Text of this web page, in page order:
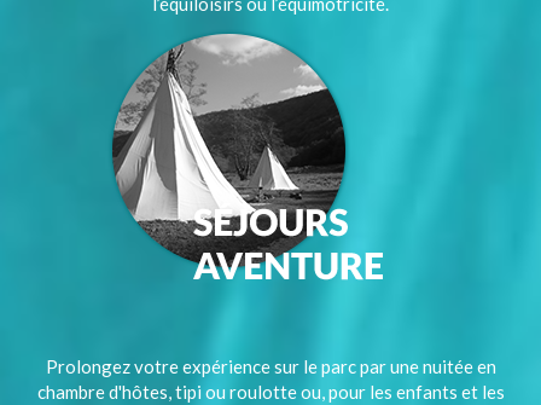
Prolongez votre expérience sur le parc par une nuitée en
chambre d'hôtes, tipi ou roulotte ou, pour les enfants et les